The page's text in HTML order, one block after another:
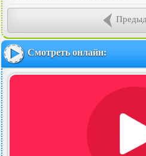
Смотреть онлайн: